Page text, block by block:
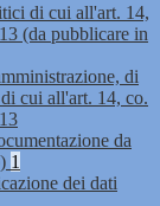
di cui all'art. 14,
(da pubblicare in
di
cui all'art. 14, co.
da
1
dei dati